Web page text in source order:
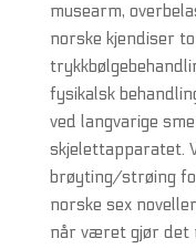
musearm,
norske kjendiser
fysikalsk
ved langvarige
skjelettapparatet.
brøyting/strøing
norske sex
når været gjør det